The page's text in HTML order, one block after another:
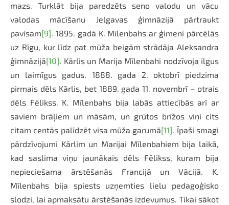
mazs. Turklāt bija paredzēts seno valodu un vācu
valodas mācīšanu Jelgavas ģimnāzijā pārtraukt
pavisam[9]. 1895. gadā K. Mīlenbahs ar ģimeni pārcēlās
uz Rīgu, kur līdz pat mūža beigām strādāja Aleksandra
ģimnāzijā[10]. Kārlis un Marija Mīlenbahi nodzīvoja ilgus
un laimīgus gadus. 1888. gada 2. oktobrī piedzima
pirmais dēls Kārlis, bet 1889. gada 11. novembrī – otrais
dēls Fēlikss. K. Mīlenbahs bija labās attiecībās arī ar
saviem brāļiem un māsām, un grūtos brīžos viņi cits
citam centās palīdzēt visa mūža garumā[11]. Īpaši smagi
pārdzīvojumi Kārlim un Marijai Mīlenbahiem bija laikā,
kad saslima viņu jaunākais dēls Fēlikss, kuram bija
nepieciešama ārstēšanās Francijā un Vācijā. K.
Mīlenbahs bija spiests uzņemties lielu pedagoģisko
slodzi, lai apmaksātu ārstēšanās izdevumus. Tikai sākot